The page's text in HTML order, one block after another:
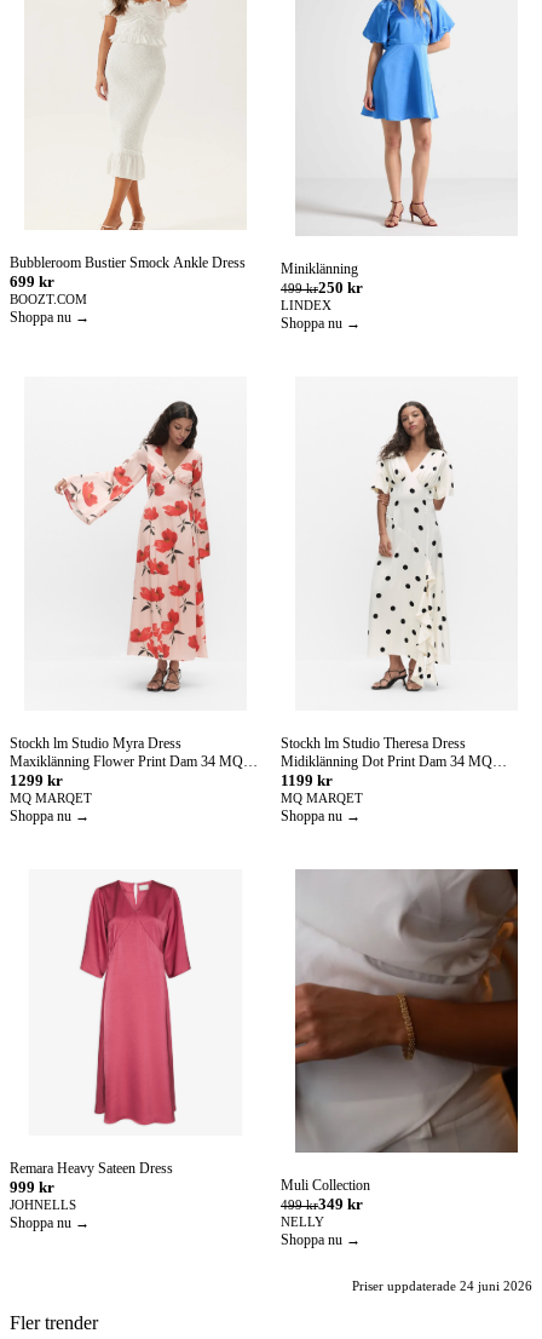
Bubbleroom Bustier Smock Ankle Dress
699 kr
BOOZT.COM
Shoppa nu →
Miniklänning
499 kr250 kr
LINDEX
Shoppa nu →
Stockh lm Studio Myra Dress
Maxiklänning Flower Print Dam 34 MQ
Marqet
1299 kr
MQ MARQET
Shoppa nu →
Stockh lm Studio Theresa Dress
Midiklänning Dot Print Dam 34 MQ
Marqet
1199 kr
MQ MARQET
Shoppa nu →
Remara Heavy Sateen Dress
999 kr
JOHNELLS
Shoppa nu →
Muli Collection
499 kr349 kr
NELLY
Shoppa nu →
Priser uppdaterade 24 juni 2026
Fler trender